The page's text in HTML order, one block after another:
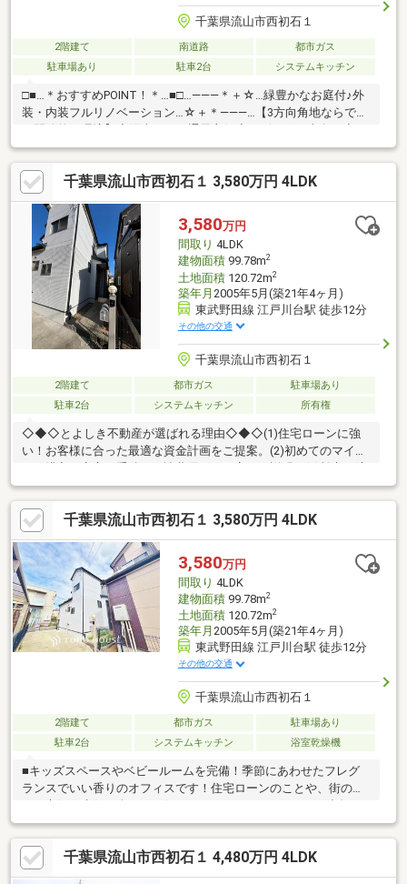
千葉県流山市西初石１
2階建て 南道路
都市ガス
駐車場あり
駐車2台 システムキッチン
□■…＊おすすめPOINT！＊…■□…―――＊＋☆…緑豊かなお庭付♪外
装・内装フルリノベーション…☆＋＊―――…【3方向角地ならでは
ッチン横には勝手口◆南面バルコニー◆バルコニー2か所【暮ら
しを快適に彩る充実の設備】◆1616サイズ高断熱浴室◆ワンタッ
チ水栓◆浴室乾燥・追炊給湯器◆食洗機・浄水器◆シャワー付き
洗面台◆シャワートイレ等【新規外装内装フルリノベーション
♪】◆2026年7月施工完了◆キッチン・浴室・洗面・トイレ等水回
り一新◆外壁塗装・外構塗装◆シーリング工事◆床・クロス・建
具
千葉県流山市西初石１ 3,580万円 4LDK
3,580万円
間取り 4LDK
建物面積99.78m2
土地面積120.72m2
築年月 2005年5月(築21年4ヶ月)
東武野田線 江戸川台駅 徒歩12分
その他の交通
千葉県流山市西初石１
2階建て 都市ガス
駐車場あり
駐車2台
システムキッチン 所有権
◇◆◇とよしき不動産が選ばれる理由◇◆◇(1)住宅ローンに強
い！お客様に合った最適な資金計画をご提案。(2)初めてのマイホ
山市を中心とした地域密着だから、街の情報も豊富です。「自分
たちはいくらまでなら安心して購入できる？」「住宅ローンや諸
費用が不安…」そんなお悩みもお気軽にご相談ください。不動産
売買のプロが、お住まい探しからご契約・お引渡しまで、お客様
一人ひとりに寄り添ってサポートいたします。
千葉県流山市西初石１ 3,580万円 4LDK
3,580万円
間取り 4LDK
建物面積99.78m2
土地面積120.72m2
築年月 2005年5月(築21年4ヶ月)
東武野田線 江戸川台駅 徒歩12分
その他の交通
千葉県流山市西初石１
2階建て 都市ガス
駐車場あり
駐車2台
システムキッチン 浴室乾燥機
■キッズスペースやベビールームを完備！季節にあわせたフレグ
ランスでいい香りのオフィスです！住宅ローンのことや、街のこ
FP相談【未来カレンダー】住宅購入の資金計画は未来を見据えて
立てなければいけません。漠然とした不安や悩みを『見える化』
して幸せな未来へのスタートを切りましょう。■業界初の無料ア
フターサポート【TOHO HOUSE CLUB】『住まい』のご購入はゴ
千葉県流山市西初石１ 4,480万円 4LDK